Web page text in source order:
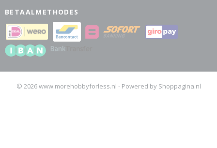
BETAALMETHODES
© 2026 www.morehobbyforless.nl - Powered by Shoppagina.nl